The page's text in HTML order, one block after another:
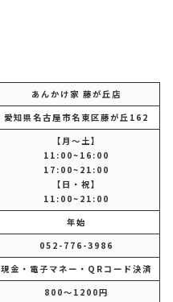
あんかけ家 藤が丘店
愛知県名古屋市名東区藤が丘162
【月～土】
11:00~16:00
17:00~21:00
【日・祝】
11:00~21:00
年始
052-776-3986
現金・電子マネー・QRコード決済
800～1200円